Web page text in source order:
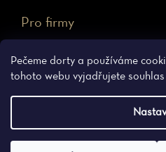
Pečeme dorty a používáme
tohoto webu vyjadřujete
Pro firmy
Ochrana osobních údajů